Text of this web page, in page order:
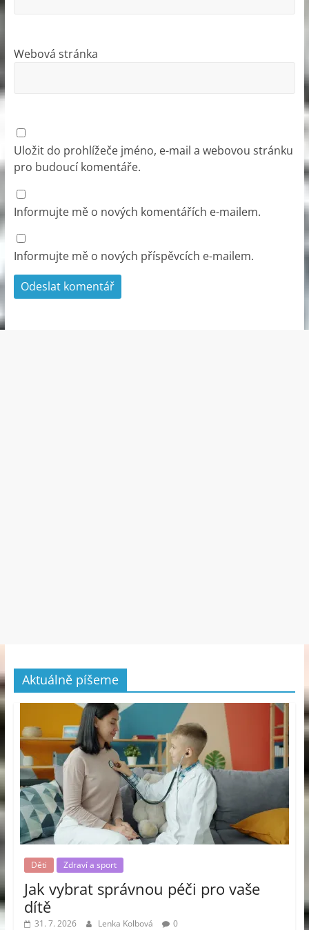
Webová stránka
Uložit do prohlížeče jméno, e-mail a webovou stránku
pro budoucí komentáře.
Informujte mě o nových komentářích e-mailem.
Informujte mě o nových příspěvcích e-mailem.
Aktuálně píšeme
Děti Zdraví a sport
Jak vybrat správnou péči pro vaše
dítě
31. 7. 2026 Lenka Kolbová 0